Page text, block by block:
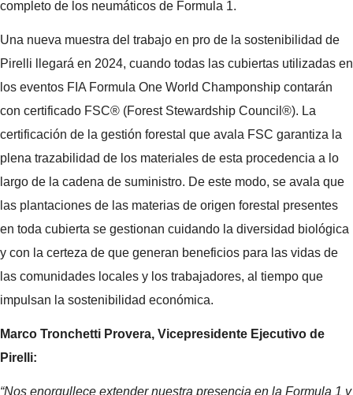
completo de los neumáticos de Formula 1.
Una nueva muestra del trabajo en pro de la sostenibilidad de
Pirelli llegará en 2024, cuando todas las cubiertas utilizadas en
los eventos FIA Formula One World Champonship contarán
con certificado FSC® (Forest Stewardship Council®). La
certificación de la gestión forestal que avala FSC garantiza la
plena trazabilidad de los materiales de esta procedencia a lo
largo de la cadena de suministro. De este modo, se avala que
las plantaciones de las materias de origen forestal presentes
en toda cubierta se gestionan cuidando la diversidad biológica
y con la certeza de que generan beneficios para las vidas de
las comunidades locales y los trabajadores, al tiempo que
impulsan la sostenibilidad económica.
Marco Tronchetti Provera, Vicepresidente Ejecutivo de
Pirelli:
“Nos enorgullece extender nuestra presencia en la Formula 1 y